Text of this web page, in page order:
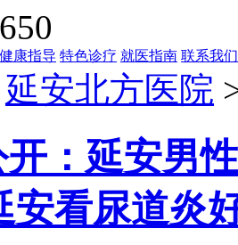
健康指导 特色诊疗 就医指南 联系我们
延安北方医院
：延安男
安看尿道炎